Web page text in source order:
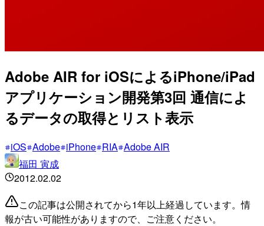
Adobe AIR for iOSによるiPhone/iPad
アプリケーション開発第3回 通信によ
るデータの取得とリスト表示
iOS Adobe iPhone RIA Adobe AIR
福田 寅成
2012.02.02
この記事は公開されてから1年以上経過しています。情
報が古い可能性がありますので、ご注意ください。